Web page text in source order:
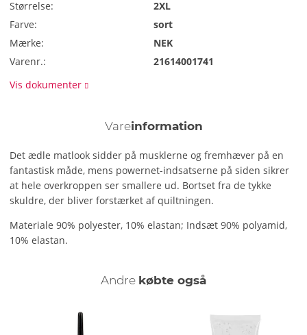
Størrelse:
2XL
Farve:
sort
Mærke:
NEK
Varenr.:
21614001741
Vis dokumenter
Vareinformation
Det ædle matlook sidder på musklerne og fremhæver på en
fantastisk måde, mens powernet-indsatserne på siden sikrer
at hele overkroppen ser smallere ud. Bortset fra de tykke
skuldre, der bliver forstærket af quiltningen.
Materiale 90% polyester, 10% elastan; Indsæt 90% polyamid,
10% elastan.
Andre købte også